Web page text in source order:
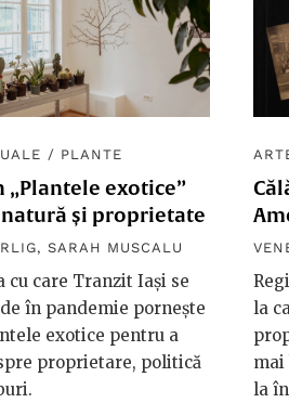
/ PLANTE
„Plantele exotice”
și proprietate
, SARAH MUSCALU
cu care Tranzit Iași se
în pandemie pornește
exotice pentru a
proprietare, politică
la
mai
la